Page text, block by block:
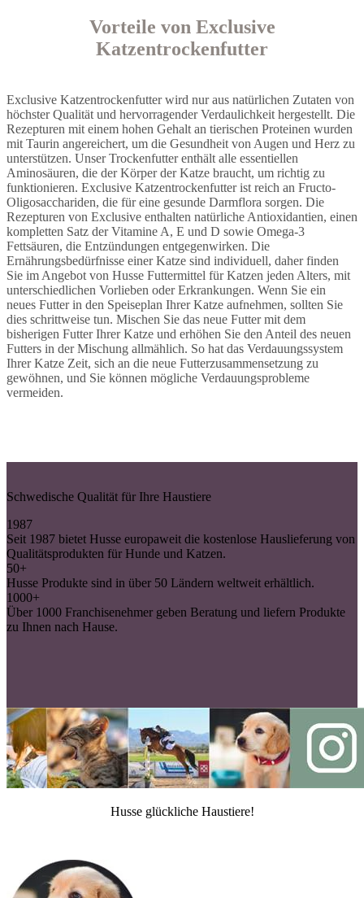
Vorteile von Exclusive
Katzentrockenfutter
Exclusive Katzentrockenfutter wird nur aus natürlichen Zutaten von
höchster Qualität und hervorragender Verdaulichkeit hergestellt. Die
Rezepturen mit einem hohen Gehalt an tierischen Proteinen wurden
mit Taurin angereichert, um die Gesundheit von Augen und Herz zu
unterstützen. Unser Trockenfutter enthält alle essentiellen
Aminosäuren, die der Körper der Katze braucht, um richtig zu
funktionieren. Exclusive Katzentrockenfutter ist reich an Fructo-
Oligosacchariden, die für eine gesunde Darmflora sorgen. Die
Rezepturen von Exclusive enthalten natürliche Antioxidantien, einen
kompletten Satz der Vitamine A, E und D sowie Omega-3
Fettsäuren, die Entzündungen entgegenwirken. Die
Ernährungsbedürfnisse einer Katze sind individuell, daher finden
Sie im Angebot von Husse Futtermittel für Katzen jeden Alters, mit
unterschiedlichen Vorlieben oder Erkrankungen. Wenn Sie ein
neues Futter in den Speiseplan Ihrer Katze aufnehmen, sollten Sie
dies schrittweise tun. Mischen Sie das neue Futter mit dem
bisherigen Futter Ihrer Katze und erhöhen Sie den Anteil des neuen
Futters in der Mischung allmählich. So hat das Verdauungssystem
Ihrer Katze Zeit, sich an die neue Futterzusammensetzung zu
gewöhnen, und Sie können mögliche Verdauungsprobleme
vermeiden.
Schwedische Qualität für Ihre Haustiere
1987
Seit 1987 bietet Husse europaweit die kostenlose Hauslieferung von
Qualitätsprodukten für Hunde und Katzen.
50+
Husse Produkte sind in über 50 Ländern weltweit erhältlich.
1000+
Über 1000 Franchisenehmer geben Beratung und liefern Produkte
zu Ihnen nach Hause.
Husse glückliche Haustiere!